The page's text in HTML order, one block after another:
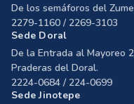
De los semáforos del
2279-1160 / 2269-3103
Sede Doral
De la Entrada al Mayoreo
Praderas del Doral.
2224-0684 / 224-0699
Sede Jinotepe